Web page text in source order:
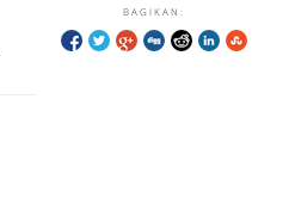
BAGIKAN: